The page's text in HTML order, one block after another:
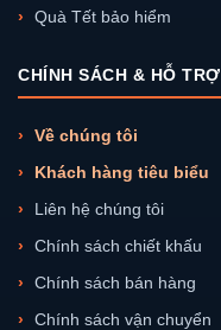
Quà Tết bảo hiểm
CHÍNH SÁCH & HỖ TRỢ
Về chúng tôi
Khách hàng tiêu biểu
Liên hệ chúng tôi
Chính sách chiết khấu
Chính sách bán hàng
Chính sách vận chuyển